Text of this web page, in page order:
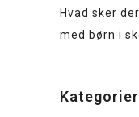
Hvad sker
med børn i
Kategorier